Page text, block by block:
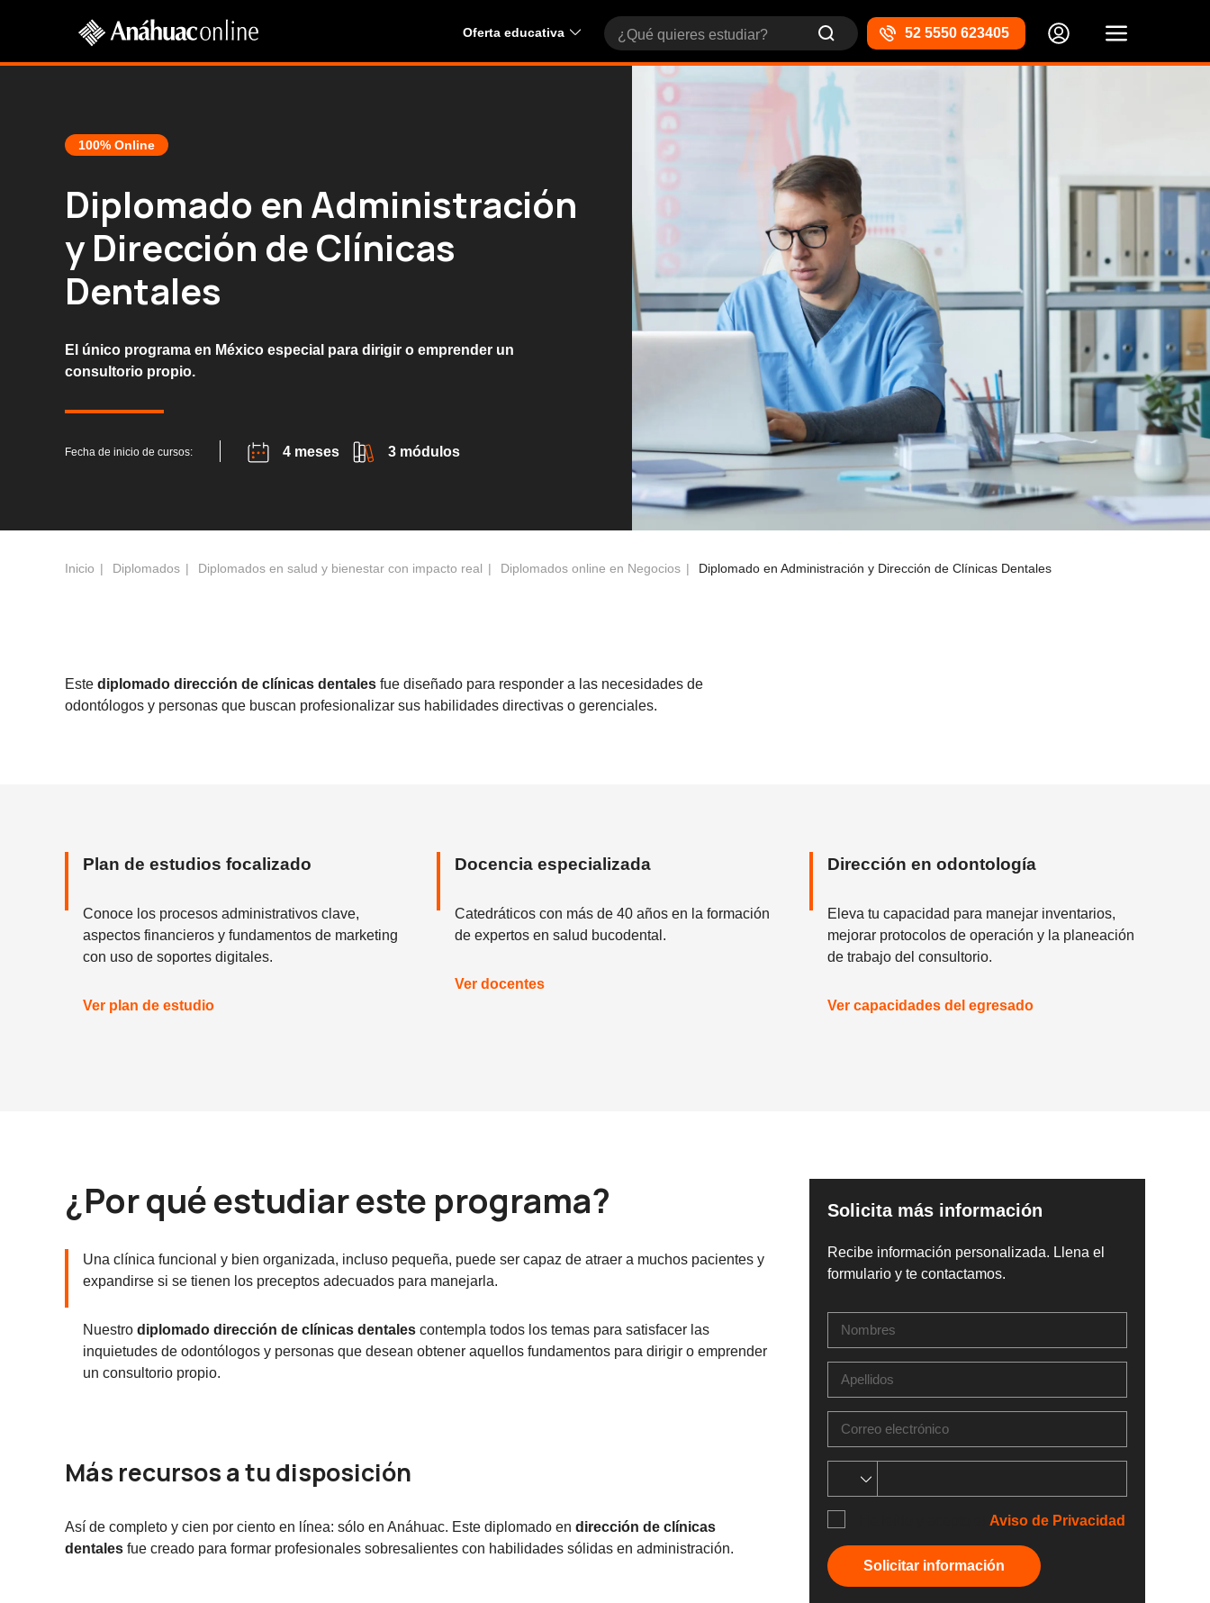
Oferta educativa 52 5550 623405
100% Online
Diplomado en Administración
y Dirección de Clínicas
Dentales
El único programa en México especial para dirigir o emprender un
consultorio propio.
Fecha de inicio de cursos: 4 meses 3 módulos
Inicio Diplomados Diplomados en salud y bienestar con impacto real Diplomados online en Negocios Diplomado en Administración y Dirección de Clínicas Dentales
Este diplomado dirección de clínicas dentales fue diseñado para responder a las necesidades de
odontólogos y personas que buscan profesionalizar sus habilidades directivas o gerenciales.
Plan de estudios focalizado
Conoce los procesos administrativos clave,
aspectos financieros y fundamentos de marketing
con uso de soportes digitales.
Ver plan de estudio
Docencia especializada
Catedráticos con más de 40 años en la formación
de expertos en salud bucodental.
Ver docentes
Dirección en odontología
Eleva tu capacidad para manejar inventarios,
mejorar protocolos de operación y la planeación
de trabajo del consultorio.
Ver capacidades del egresado
¿Por qué estudiar este programa?
Una clínica funcional y bien organizada, incluso pequeña, puede ser capaz de atraer a muchos pacientes y
expandirse si se tienen los preceptos adecuados para manejarla.
Nuestro diplomado dirección de clínicas dentales contempla todos los temas para satisfacer las
inquietudes de odontólogos y personas que desean obtener aquellos fundamentos para dirigir o emprender
un consultorio propio.
Más recursos a tu disposición
Así de completo y cien por ciento en línea: sólo en Anáhuac. Este diplomado en dirección de clínicas
dentales fue creado para formar profesionales sobresalientes con habilidades sólidas en administración.
Solicita más información
Recibe información personalizada. Llena el
formulario y te contactamos.
Aviso de Privacidad
Solicitar información